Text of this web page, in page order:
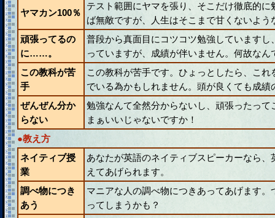
ヤマカン100％
テスト範囲にヤマを張り、そこだけ徹底的
ば無敵ですが、人生はそこまで甘くないよう
頑張ってるの
に……。
普段から真面目にコツコツ勉強しています
っていますが、成績が伴いません。何故なん
この教科が苦
手
この教科が苦手です。ひょっとしたら、こ
でいる為かもしれません。頭が良くても成
ぜんぜん分か
らない
勉強なんて全然分からないし、頑張ったっ
まぁいいじゃないですか！
●教え方
ネイティブ授
業
あなたが英語のネイティブスピーカーなら
えてあげられます。
調べ物につき
あう
マニアな人の調べ物につきあってあげます
ってしまうかも？